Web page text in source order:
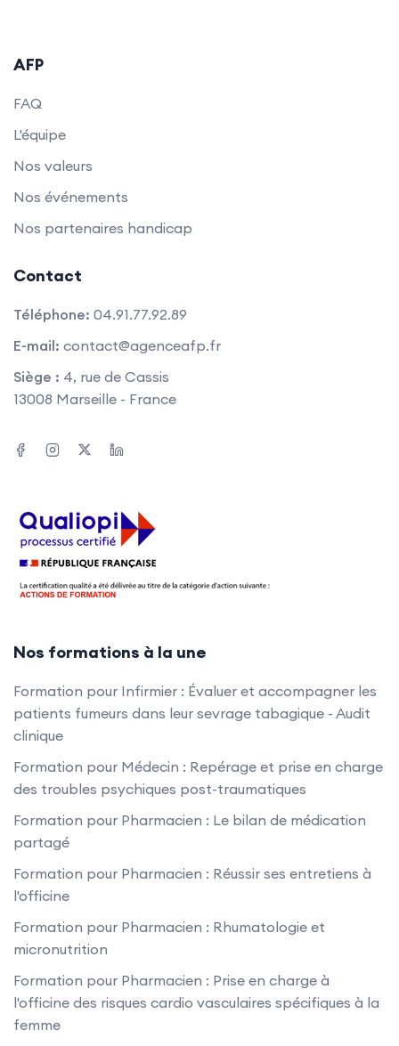
AFP
FAQ
L'équipe
Nos valeurs
Nos événements
Nos partenaires handicap
Contact
Téléphone: 04.91.77.92.89
E-mail: contact@agenceafp.fr
Siège : 4, rue de Cassis
13008 Marseille - France
Nos formations à la une
Formation pour Infirmier : Évaluer et accompagner les
patients fumeurs dans leur sevrage tabagique - Audit
clinique
Formation pour Médecin : Repérage et prise en charge
des troubles psychiques post-traumatiques
Formation pour Pharmacien : Le bilan de médication
partagé
Formation pour Pharmacien : Réussir ses entretiens à
l'officine
Formation pour Pharmacien : Rhumatologie et
micronutrition
Formation pour Pharmacien : Prise en charge à
l'officine des risques cardio vasculaires spécifiques à la
femme